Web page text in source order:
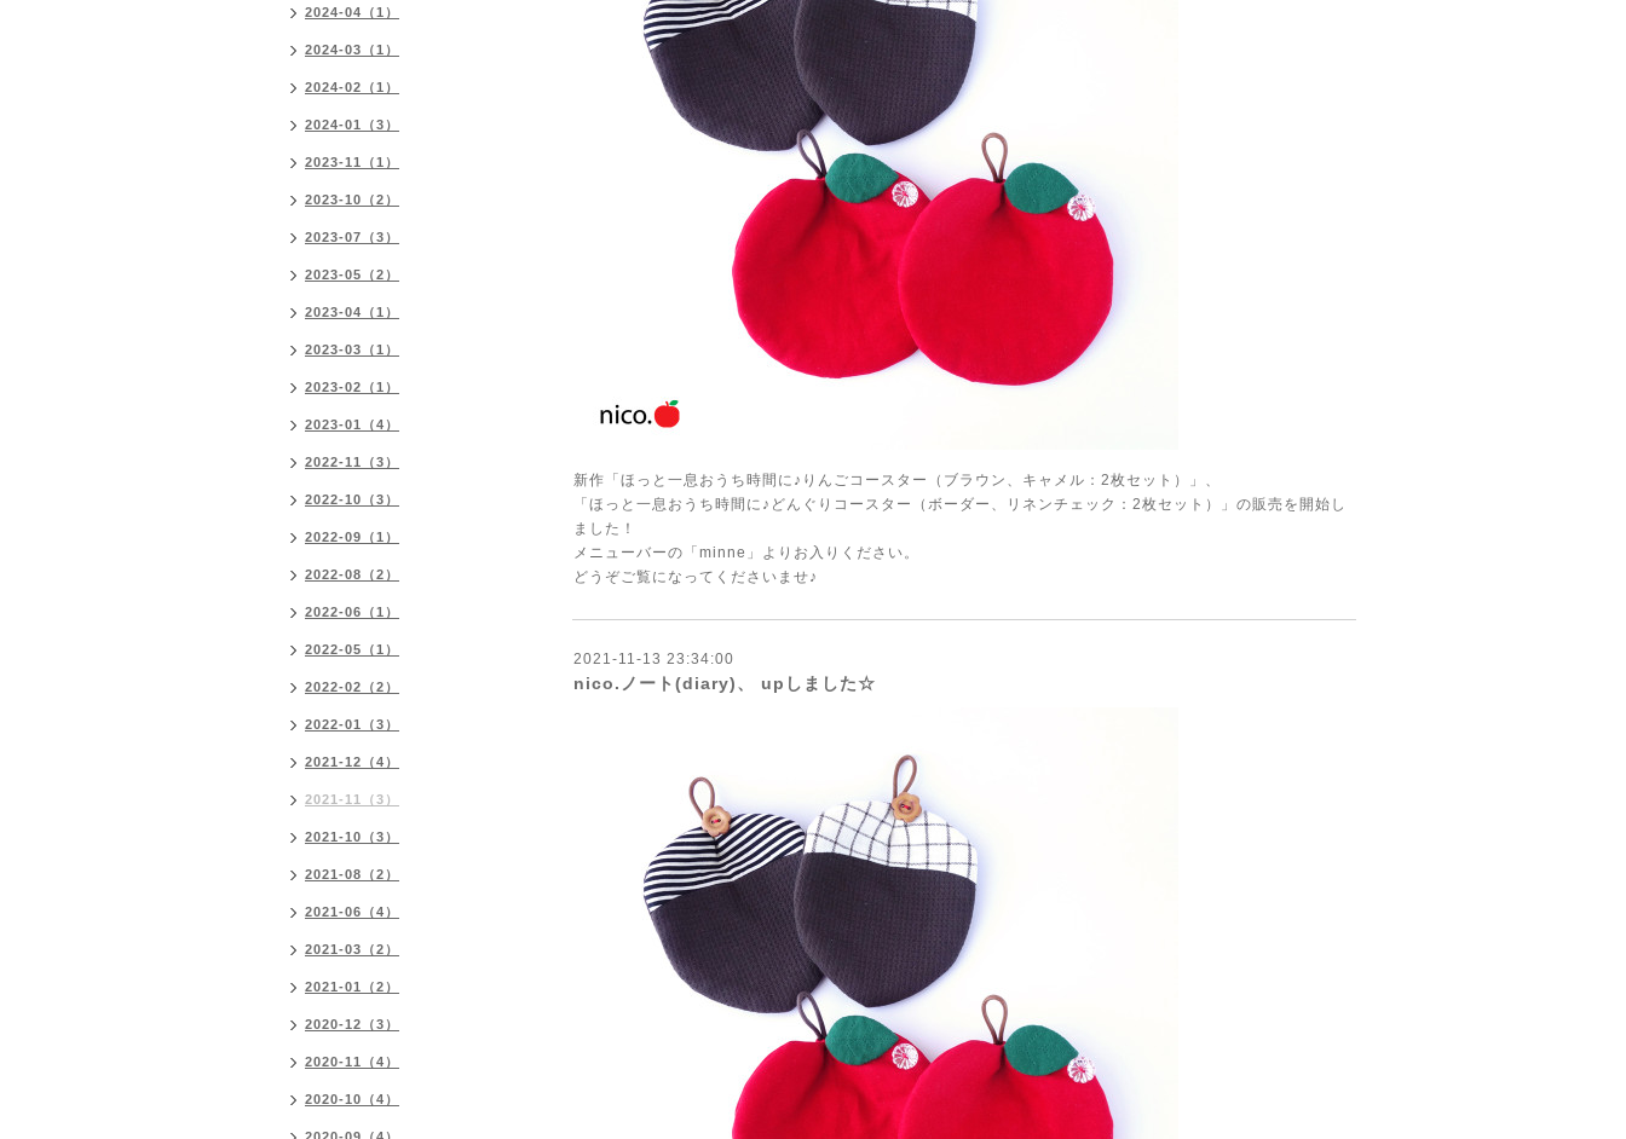
新作「ほっと一息おうち時間に♪りんごコースター（ブラウン、キャメル：2枚セット）」、
「ほっと一息おうち時間に♪どんぐりコースター（ボーダー、リネンチェック：2枚セット）」の販売を開始し
ました！
メニューバーの「minne」よりお入りください。
どうぞご覧になってくださいませ♪
2021-11-13 23:34:00
nico.ノート(diary)、 upしました☆
2024-04（1）
2024-03（1）
2024-02（1）
2024-01（3）
2023-11（1）
2023-10（2）
2023-07（3）
2023-05（2）
2023-04（1）
2023-03（1）
2023-02（1）
2023-01（4）
2022-11（3）
2022-10（3）
2022-09（1）
2022-08（2）
2022-06（1）
2022-05（1）
2022-02（2）
2022-01（3）
2021-12（4）
2021-11（3）
2021-10（3）
2021-08（2）
2021-06（4）
2021-03（2）
2021-01（2）
2020-12（3）
2020-11（4）
2020-10（4）